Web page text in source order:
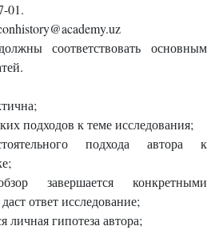
01.
соответствовать основным
подходов к теме исследования;
подхода автора к
завершается конкретными
ответ исследование;
личная гипотеза автора;